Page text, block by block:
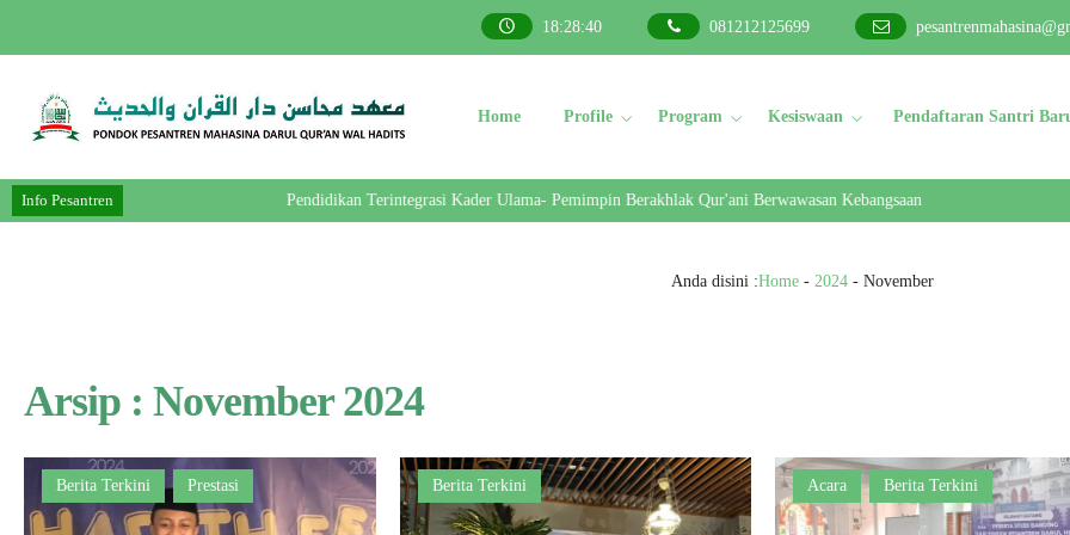
18:28:41 081212125699
Home Profile Program Kesiswaan Pendaftaran Santri
Info Pesantren Pendidikan Terintegrasi Kader Ulama- Pemimpin Berakhlak Qur'ani Berwawasan Kebangsaan
Anda disini :Home - 2024 - November
Arsip : November 2024
Berita Terkini Prestasi Berita Terkini Acara Berita Terkini